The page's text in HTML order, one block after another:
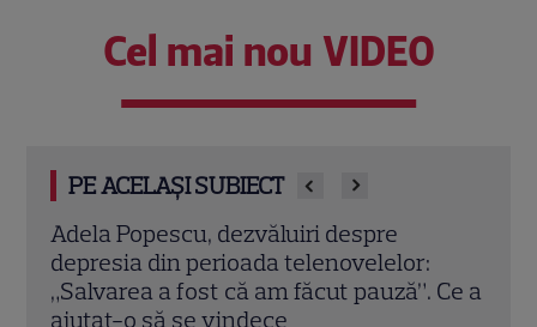
Cel mai nou VIDEO
PE ACELAȘI SUBIECT
Giovanna Antonelli și Murilo Benício au
refăcut scena celebră din „Clona”. Jade și
Lucas au emoționat fanii după 20 de ani